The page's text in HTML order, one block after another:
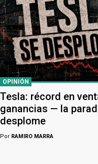
OPINIÓN
Tesla: récord en
ganancias — la
desplome
Por RAMIRO MARRA